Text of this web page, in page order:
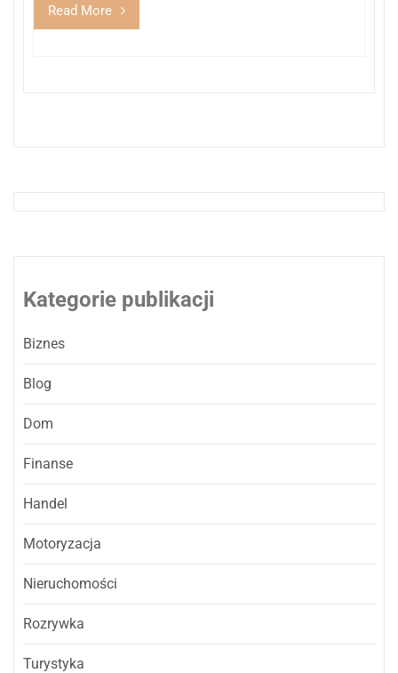
Read More
Kategorie publikacji
Biznes
Blog
Dom
Finanse
Handel
Motoryzacja
Nieruchomości
Rozrywka
Turystyka